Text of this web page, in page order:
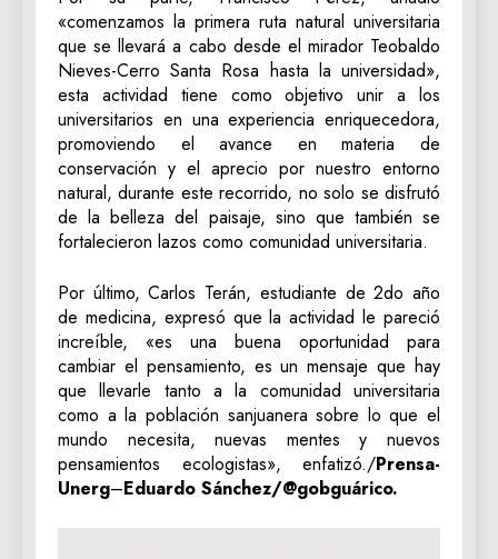
«comenzamos la primera ruta natural universitaria
que se llevará a cabo desde el mirador Teobaldo
Nieves-Cerro Santa Rosa hasta la universidad»,
esta actividad tiene como objetivo unir a los
universitarios en una experiencia enriquecedora,
promoviendo el avance en materia de
conservación y el aprecio por nuestro entorno
natural, durante este recorrido, no solo se disfrutó
de la belleza del paisaje, sino que también se
fortalecieron lazos como comunidad universitaria.
Por último, Carlos Terán, estudiante de 2do año
de medicina, expresó que la actividad le pareció
increíble, «es una buena oportunidad para
cambiar el pensamiento, es un mensaje que hay
que llevarle tanto a la comunidad universitaria
como a la población sanjuanera sobre lo que el
mundo necesita, nuevas mentes y nuevos
pensamientos ecologistas», enfatizó./Prensa-
Unerg–Eduardo Sánchez/@gobguárico.